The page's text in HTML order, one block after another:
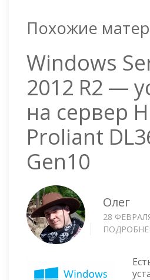
Похожие
Windows
2012 R2 —
на сервер
Proliant
Gen10
Олег
28